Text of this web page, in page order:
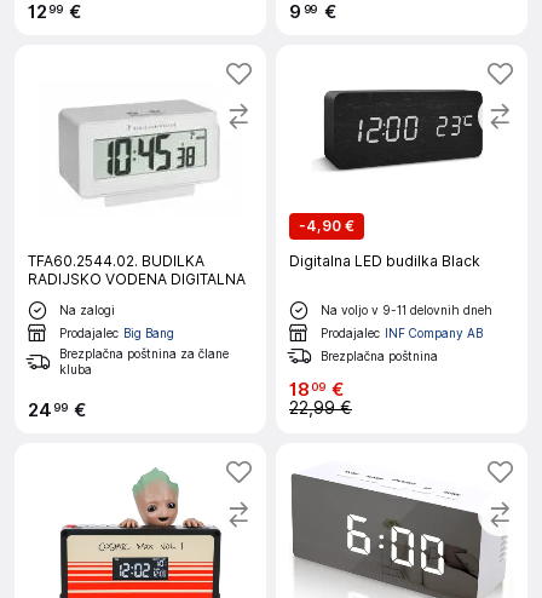
1299 € 9 99 €
TFA60.2544.02. BUDILKA
RADIJSKO VODENA DIGITALNA
Na zalogi
Prodajalec Big Bang
Brezplačna poštnina za člane
kluba
2499 €
-4,90 €
Digitalna LED budilka Black
Na voljo v 9-11 delovnih dneh
Prodajalec INF Company AB
Brezplačna poštnina
1809 €
22,99 €